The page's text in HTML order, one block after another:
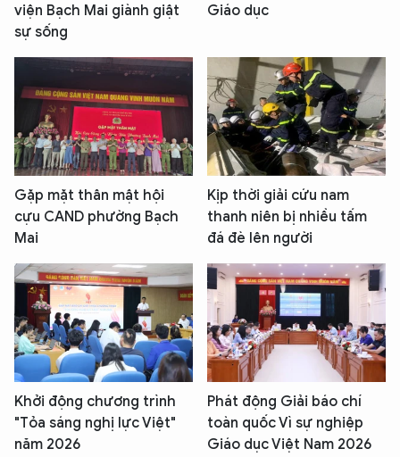
viện Bạch Mai giành giật
sự sống
Giáo dục
Gặp mặt thân mật hội
cựu CAND phường Bạch
Mai
Kịp thời giải cứu nam
thanh niên bị nhiều tấm
đá đè lên người
Khởi động chương trình
"Tỏa sáng nghị lực Việt"
năm 2026
Phát động Giải báo chí
toàn quốc Vì sự nghiệp
Giáo dục Việt Nam 2026